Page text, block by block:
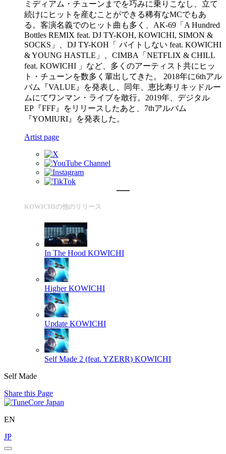
ミディアム・チューンまでを巧みに乗りこなし、立て
続けにヒットを産むことができる稀有なMCでもあ
る。客演名義でのヒット曲も多く、AK-69「A Hundred
Bottles REMIX feat. DJ TY-KOH, KOWICHI, SIMON &
SOCKS」、DJ TY-KOH「 バイトしない feat. KOWICHI
& YOUNG HASTLE」、CIMBA「NETFLIX & CHILL
feat. KOWICHI 」など、多くのアーティスト共にヒッ
ト・チューンを数多く輩出してきた。 2018年に6thアル
バム『VALUE』を発表し、同年、恵比寿リキッドルー
ムにてワンマン・ライブを敢行。2019年、デジタル
EP『FFF』をリリースしたあと、7thアルバム
『YOMIURI』を発表した。
Artist page
KOWICHIの他のリリース
In The Hood KOWICHI
Higher KOWICHI
Update KOWICHI
Self Made 2 (feat. YZERR) KOWICHI
Self Made
Share this Page
EN
JP